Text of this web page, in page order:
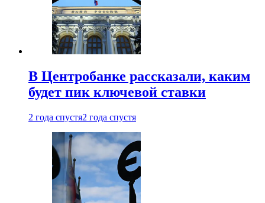
В Центробанке рассказали, каким
будет пик ключевой ставки
2 года спустя2 года спустя